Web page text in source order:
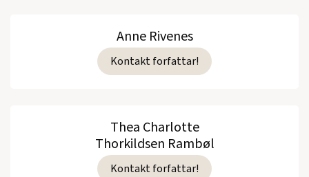
Anne Rivenes
Kontakt forfattar!
Thea Charlotte
Thorkildsen Rambøl
Kontakt forfattar!